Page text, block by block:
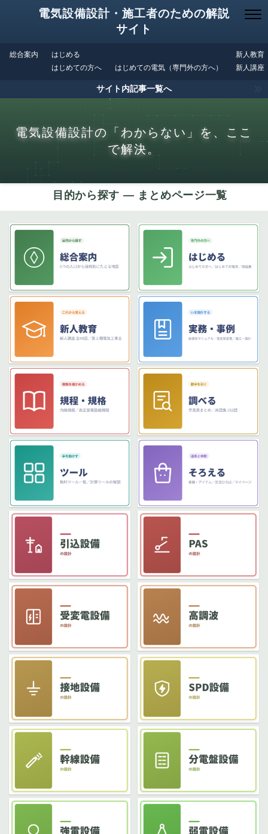
電気設備設計・施工者のための解説
サイト
総合案内
はじめる
はじめての方へ
はじめての電気（専門外の方へ）
新人教育
新人講座
サイト内記事一覧へ
電気設備設計の「わからない」を、ここ
で解決。